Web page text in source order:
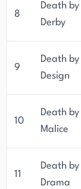
8
Death by
Derby
9
Death by
Design
10
Death by
Malice
11
Death by
Drama